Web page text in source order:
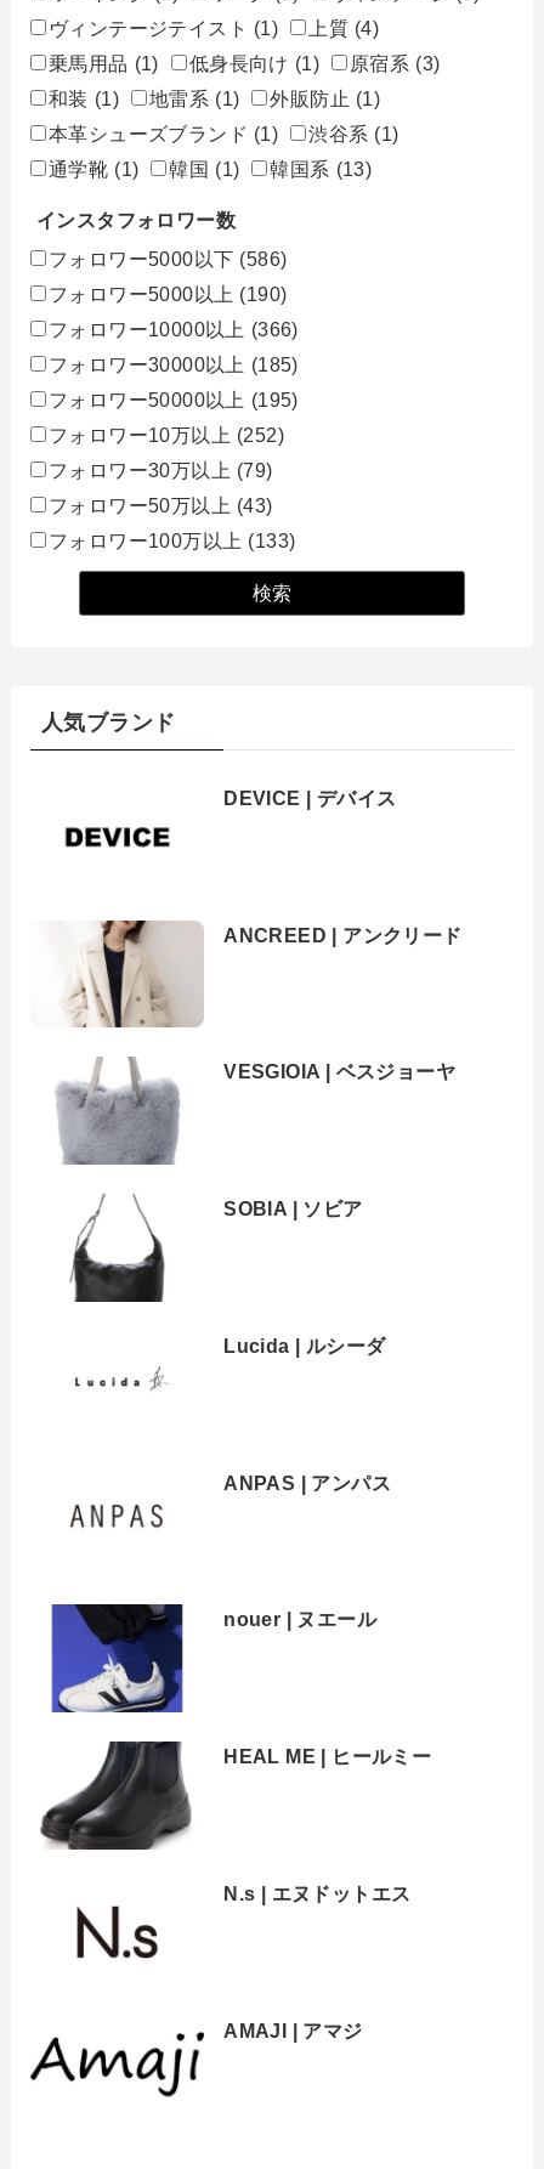
ヴィンテージテイスト (1) 上質 (4)
乗馬用品 (1) 低身長向け (1) 原宿系 (3)
和装 (1) 地雷系 (1) 外販防止 (1)
本革シューズブランド (1) 渋谷系 (1)
通学靴 (1) 韓国 (1) 韓国系 (13)
インスタフォロワー数
フォロワー5000以下 (586)
フォロワー5000以上 (190)
フォロワー10000以上 (366)
フォロワー30000以上 (185)
フォロワー50000以上 (195)
フォロワー10万以上 (252)
フォロワー30万以上 (79)
フォロワー50万以上 (43)
フォロワー100万以上 (133)
人気ブランド
DEVICE | デバイス
ANCREED | アンクリード
VESGIOIA | ベスジョーヤ
SOBIA | ソビア
Lucida | ルシーダ
ANPAS | アンパス
nouer | ヌエール
HEAL ME | ヒールミー
N.s | エヌドットエス
AMAJI | アマジ